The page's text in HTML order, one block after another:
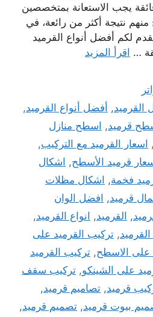
يجب الاستعانة بمتخصصين
نتيجة أكثر من رائعة، في
لكم أفضل أنواع القرميد
… اقرأ المزيد
القرميد, أفضل أنواع القرميد,
قرميد, اسطح منازل
, اسعار القرميد مع التركيب,
قرميد الأسطح, اشكال
فخمة, اشكال مظلات
قرميد, افضل الوان
, القرميد, انواع القرميد,
, تركيب القرميد على
على الاسطح, تركيب القرميد
على الشينكو, تركيب سقف
قرميد, تصاميم قرميد,
بيوت قرميد, تصميم قرميد,